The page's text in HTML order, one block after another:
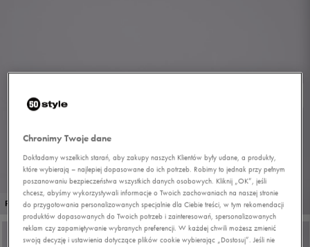
PROMO: DO -30% 1/8
Chronimy Twoje dane
Dokładamy wszelkich starań, aby zakupy naszych Klientów były udane, a produkty,
które wybierają – najlepiej dopasowane do ich potrzeb. Robimy to jednak przy pełnym
poszanowaniu bezpieczeństwa wszystkich danych osobowych. Kliknij „OK”, jeśli
chcesz, abyśmy wykorzystywali informacje o Twoich zachowaniach na naszej stronie
do przygotowania personalizowanych specjalnie dla Ciebie treści, w tym rekomendacji
produktów dopasowanych do Twoich potrzeb i zainteresowań, spersonalizowanych
reklam czy zapamiętywanie wybranych preferencji. W każdej chwili możesz zmienić
swoją decyzję i ustawienia dotyczące plików cookie wybierając „Dostosuj”. Jeśli nie